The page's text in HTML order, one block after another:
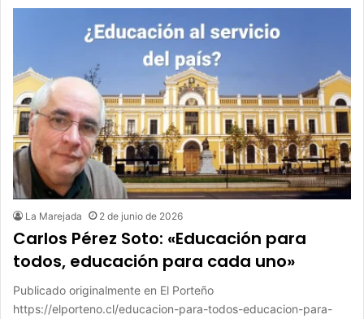
La Marejada 2 de junio de 2026
Carlos Pérez Soto: «Educación para
todos, educación para cada uno»
Publicado originalmente en El Porteño
https://elporteno.cl/educacion-para-todos-educacion-para-